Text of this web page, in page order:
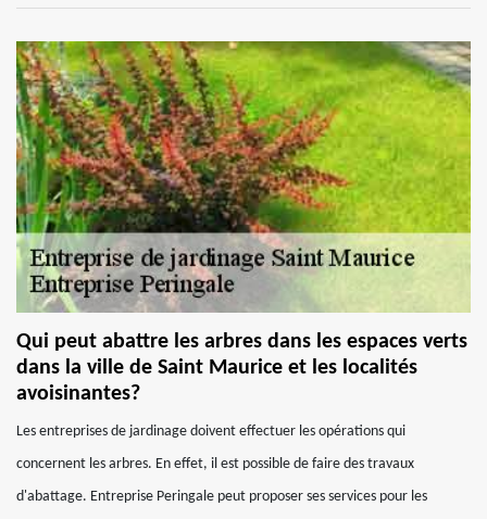
Qui peut abattre les arbres dans les espaces verts
dans la ville de Saint Maurice et les localités
avoisinantes?
Les entreprises de jardinage doivent effectuer les opérations qui
concernent les arbres. En effet, il est possible de faire des travaux
d'abattage. Entreprise Peringale peut proposer ses services pour les